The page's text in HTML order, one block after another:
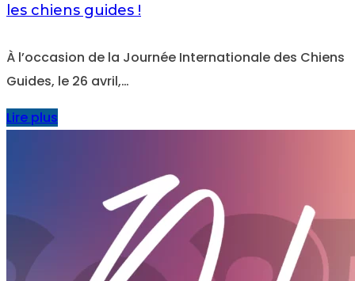
les chiens guides !
À l’occasion de la Journée Internationale des Chiens
Guides, le 26 avril,…
Lire plus